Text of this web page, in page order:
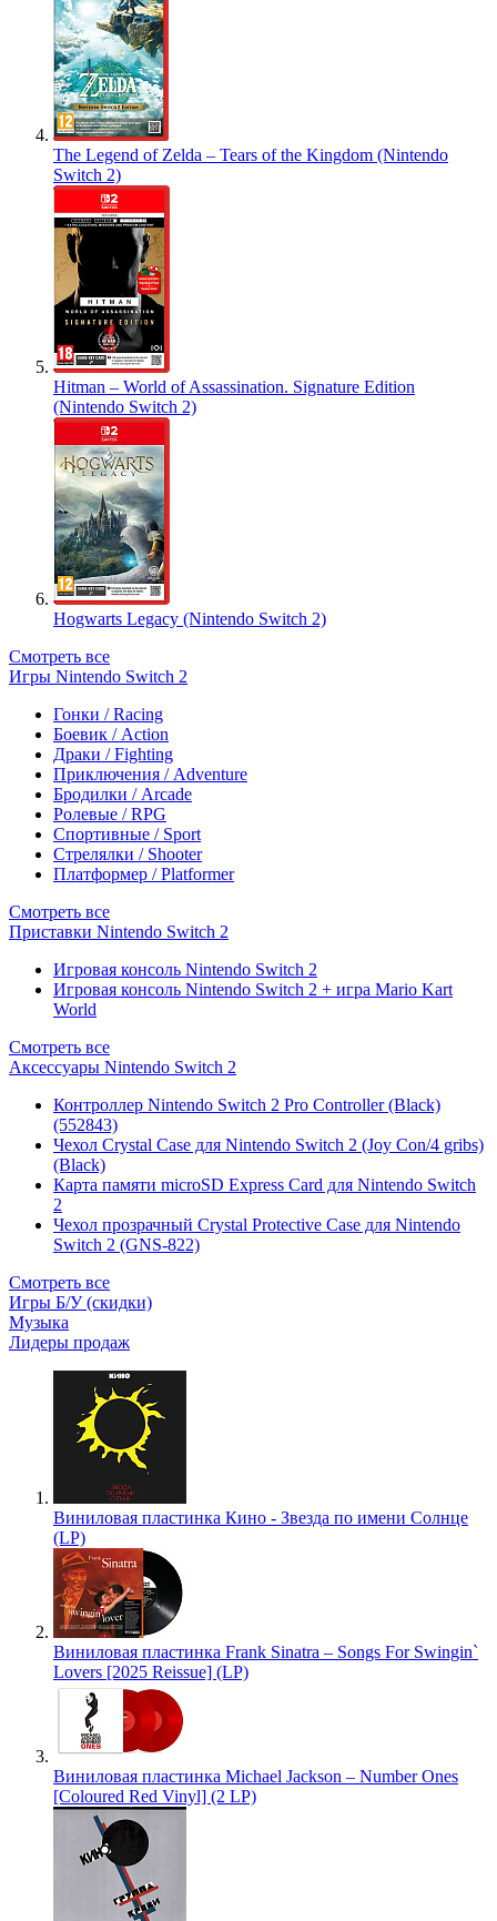
The Legend of Zelda – Tears of the Kingdom (Nintendo
Switch 2)
Hitman – World of Assassination. Signature Edition
(Nintendo Switch 2)
Hogwarts Legacy (Nintendo Switch 2)
Смотреть все
Игры Nintendo Switch 2
Гонки / Racing
Боевик / Action
Драки / Fighting
Приключения / Adventure
Бродилки / Arcade
Ролевые / RPG
Спортивные / Sport
Стрелялки / Shooter
Платформер / Platformer
Смотреть все
Приставки Nintendo Switch 2
Игровая консоль Nintendo Switch 2
Игровая консоль Nintendo Switch 2 + игра Mario Kart
World
Смотреть все
Аксессуары Nintendo Switch 2
Контроллер Nintendo Switch 2 Pro Controller (Black)
(552843)
Чехол Сrystal Сase для Nintendo Switch 2 (Joy Con/4 gribs)
(Black)
Карта памяти microSD Express Card для Nintendo Switch
2
Чехол прозрачный Crystal Protective Case для Nintendo
Switch 2 (GNS-822)
Смотреть все
Игры Б/У (скидки)
Музыка
Лидеры продаж
Виниловая пластинка Кино - Звезда по имени Солнце
(LP)
Виниловая пластинка Frank Sinatra – Songs For Swingin`
Lovers [2025 Reissue] (LP)
Виниловая пластинка Michael Jackson – Number Ones
[Coloured Red Vinyl] (2 LP)